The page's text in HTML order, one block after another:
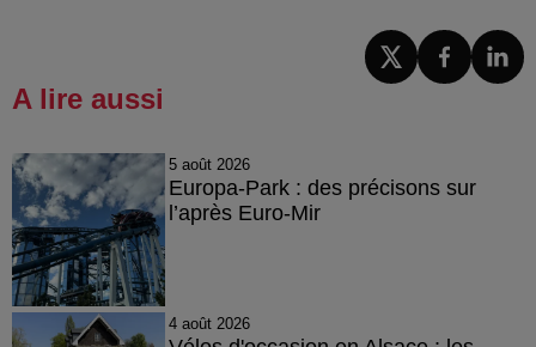
A lire aussi
5 août 2026
Europa-Park : des précisons sur
l’après Euro-Mir
4 août 2026